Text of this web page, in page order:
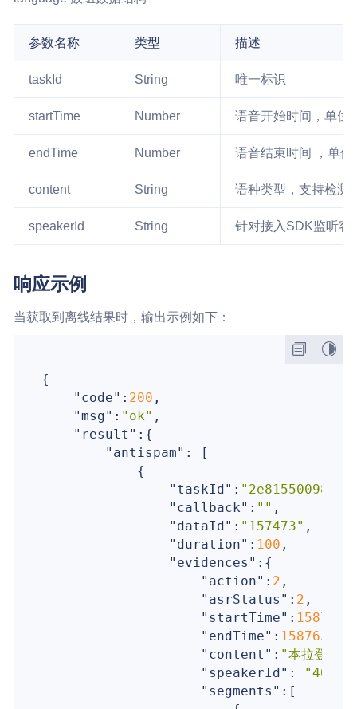
参数名称 类型 描述
taskId String 唯一标识
startTime Number 语音开始时间，单位
endTime Number 语音结束时间 ，单位
content String 语种类型，支持检测
speakerId String 针对接入SDK监听客
响应示例
当获取到离线结果时，输出示例如下：
{
"code" : 200 ,
"msg" : "ok" ,
"result" :{
"antispam" : [
            {
"taskId" :
"callback" : "" ,
"dataId" : "157473" ,
"duration" : 100 ,
"evidences" :{
"action" : 2 ,
"asrStatus" : 2 ,
"startTime" :
"endTime" :
"content" : "本拉登"
"speakerId" :
"segments" :[